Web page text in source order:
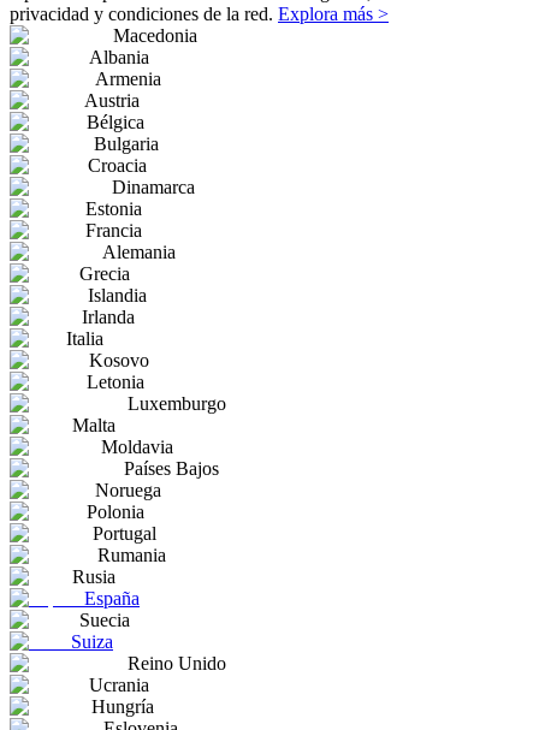
privacidad y condiciones de la red. Explora más >
Macedonia
Albania
Armenia
Austria
Bélgica
Bulgaria
Croacia
Dinamarca
Estonia
Francia
Alemania
Grecia
Islandia
Irlanda
Italia
Kosovo
Letonia
Luxemburgo
Malta
Moldavia
Países Bajos
Noruega
Polonia
Portugal
Rumania
Rusia
España
Suecia
Suiza
Reino Unido
Ucrania
Hungría